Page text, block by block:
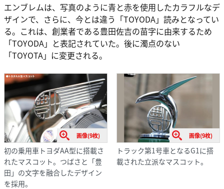
エンブレムは、写真のように青と赤を使用したカラフルなデ
ザインで、さらに、今とは違う「TOYODA」読みとなってい
る。これは、創業者である豊田佐吉の苗字に由来するため
「TOYODA」と表記されていた。後に濁点のない
「TOYOTA」に変更される。
画像(9枚)
初の乗用車トヨダAA型に搭載さ
れたマスコット。つばさと「豊
田」の文字を融合したデザイン
を採用。
画像(9枚)
トラック第1号車となるG1に搭
載された立派なマスコット。